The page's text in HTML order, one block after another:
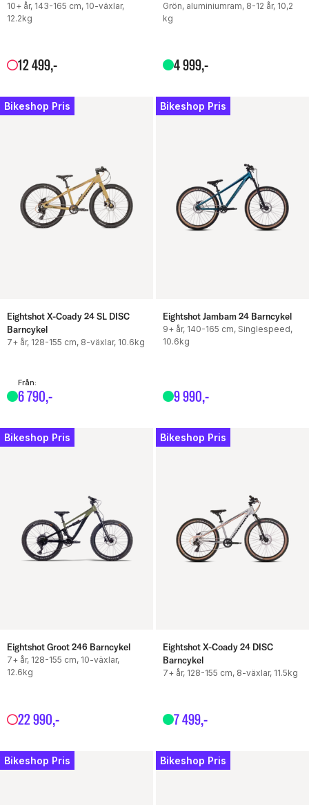
10+ år, 143-165 cm, 10-växlar,
12.2kg
12499,-
Grön, aluminiumram, 8-12 år, 10,2
kg
4999,-
Bikeshop Pris
Eightshot X-Coady 24 SL DISC
Barncykel
7+ år, 128-155 cm, 8-växlar, 10.6kg
6790,-
Från:
Bikeshop Pris
Eightshot Jambam 24 Barncykel
9+ år, 140-165 cm, Singlespeed,
10.6kg
9990,-
Bikeshop Pris
Eightshot Groot 246 Barncykel
7+ år, 128-155 cm, 10-växlar,
12.6kg
22990,-
Bikeshop Pris
Eightshot X-Coady 24 DISC
Barncykel
7+ år, 128-155 cm, 8-växlar, 11.5kg
7499,-
Bikeshop Pris Bikeshop Pris